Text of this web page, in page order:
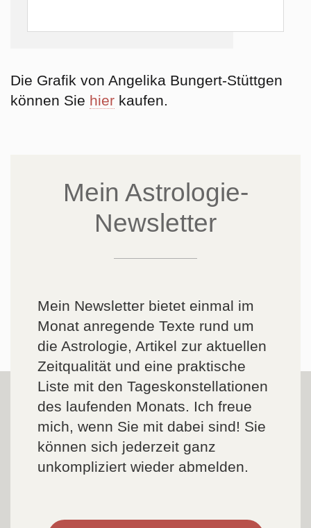
Die Grafik von Angelika Bungert-Stüttgen
können Sie hier kaufen.
Mein Astrologie-
Newsletter
Mein Newsletter bietet einmal im
Monat anregende Texte rund um
die Astrologie, Artikel zur aktuellen
Zeitqualität und eine praktische
Liste mit den Tageskonstellationen
des laufenden Monats. Ich freue
mich, wenn Sie mit dabei sind! Sie
können sich jederzeit ganz
unkompliziert wieder abmelden.